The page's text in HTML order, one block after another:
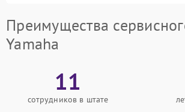
Преимущества
Yamaha
11
сотрудников в штате